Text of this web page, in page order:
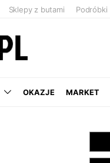
Sklepy z butami Podróbki
OKAZJE MARKET